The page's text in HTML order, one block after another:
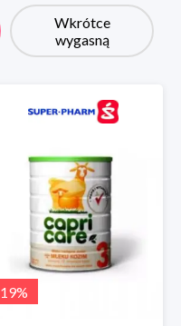
Wkrótce
wygasną
19%